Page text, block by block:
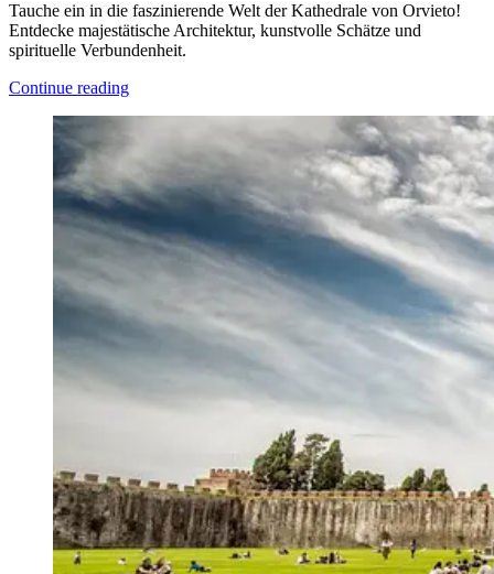
Tauche ein in die faszinierende Welt der Kathedrale von Orvieto!
Entdecke majestätische Architektur, kunstvolle Schätze und
spirituelle Verbundenheit.
Continue reading